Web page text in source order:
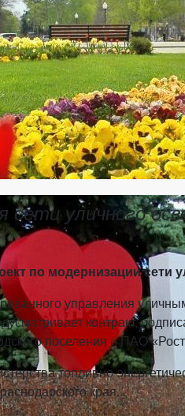
сети уличного
по модернизации сети
управления
контракт,
поселения и ПАО
топливно-
края.